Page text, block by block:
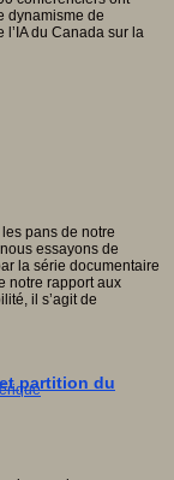
dynamisme de
du Canada sur la
pans de notre
essayons de
la série documentaire
notre rapport aux
il s’agit de
partition du